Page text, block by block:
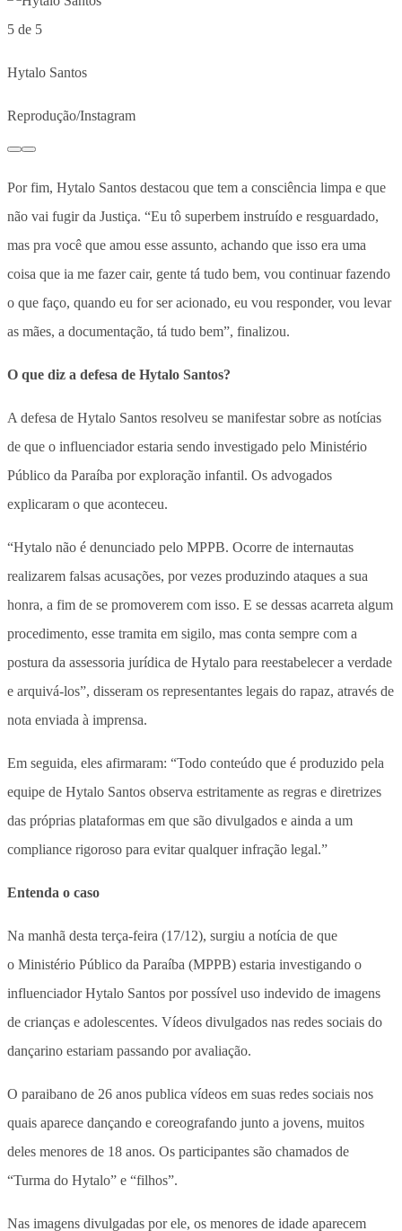
5 de 5
Hytalo Santos
Reprodução/Instagram
Por fim, Hytalo Santos destacou que tem a consciência limpa e que
não vai fugir da Justiça. “Eu tô superbem instruído e resguardado,
mas pra você que amou esse assunto, achando que isso era uma
coisa que ia me fazer cair, gente tá tudo bem, vou continuar fazendo
o que faço, quando eu for ser acionado, eu vou responder, vou levar
as mães, a documentação, tá tudo bem”, finalizou.
O que diz a defesa de Hytalo Santos?
A defesa de Hytalo Santos resolveu se manifestar sobre as notícias
de que o influenciador estaria sendo investigado pelo Ministério
Público da Paraíba por exploração infantil. Os advogados
explicaram o que aconteceu.
“Hytalo não é denunciado pelo MPPB. Ocorre de internautas
realizarem falsas acusações, por vezes produzindo ataques a sua
honra, a fim de se promoverem com isso. E se dessas acarreta algum
procedimento, esse tramita em sigilo, mas conta sempre com a
postura da assessoria jurídica de Hytalo para reestabelecer a verdade
e arquivá-los”, disseram os representantes legais do rapaz, através de
nota enviada à imprensa.
Em seguida, eles afirmaram: “Todo conteúdo que é produzido pela
equipe de Hytalo Santos observa estritamente as regras e diretrizes
das próprias plataformas em que são divulgados e ainda a um
compliance rigoroso para evitar qualquer infração legal.”
Entenda o caso
Na manhã desta terça-feira (17/12), surgiu a notícia de que
o Ministério Público da Paraíba (MPPB) estaria investigando o
influenciador Hytalo Santos por possível uso indevido de imagens
de crianças e adolescentes. Vídeos divulgados nas redes sociais do
dançarino estariam passando por avaliação.
O paraibano de 26 anos publica vídeos em suas redes sociais nos
quais aparece dançando e coreografando junto a jovens, muitos
deles menores de 18 anos. Os participantes são chamados de
“Turma do Hytalo” e “filhos”.
Nas imagens divulgadas por ele, os menores de idade aparecem